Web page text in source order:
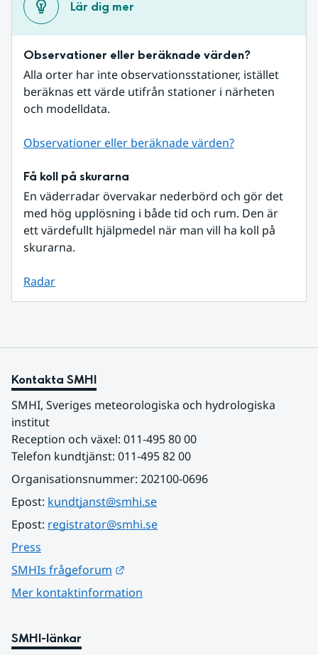
Lär dig mer
Observationer eller beräknade värden?
Alla orter har inte observationsstationer, istället
beräknas ett värde utifrån stationer i närheten
och modelldata.
Observationer eller beräknade värden?
Få koll på skurarna
En väderradar övervakar nederbörd och gör det
med hög upplösning i både tid och rum. Den är
ett värdefullt hjälpmedel när man vill ha koll på
skurarna.
Radar
Kontakta SMHI
SMHI, Sveriges meteorologiska och hydrologiska
institut
Reception och växel: 011-495 80 00
Telefon kundtjänst: 011-495 82 00
Organisationsnummer: 202100-0696
Epost: kundtjanst@smhi.se
Epost: registrator@smhi.se
Press
SMHIs frågeforum
Mer kontaktinformation
SMHI-länkar